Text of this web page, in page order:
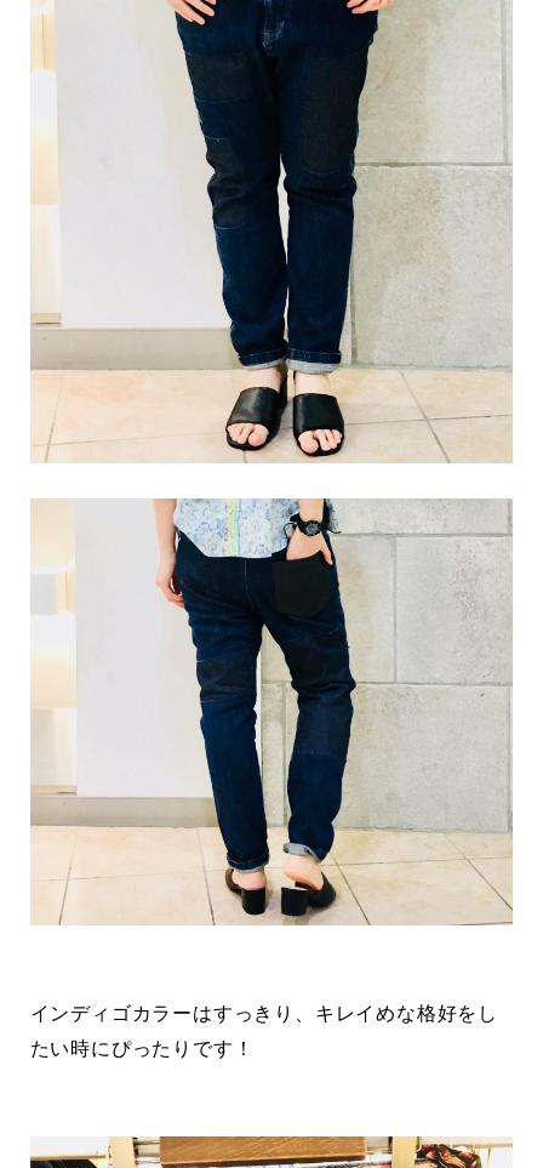
インディゴカラーはすっきり、キレイめな格好をし
たい時にぴったりです！